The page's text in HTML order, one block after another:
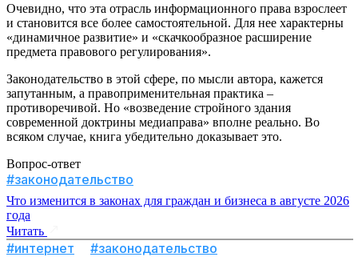
Очевидно, что эта отрасль информационного права взрослеет
и становится все более самостоятельной. Для нее характерны
«динамичное развитие» и «скачкообразное расширение
предмета правового регулирования».
Законодательство в этой сфере, по мысли автора, кажется
запутанным, а правоприменительная практика –
противоречивой. Но «возведение стройного здания
современной доктрины медиаправа» вполне реально. Во
всяком случае, книга убедительно доказывает это.
Вопрос-ответ
#законодательство
Что изменится в законах для граждан и бизнеса в августе 2026
года
Читать
#интернет #законодательство